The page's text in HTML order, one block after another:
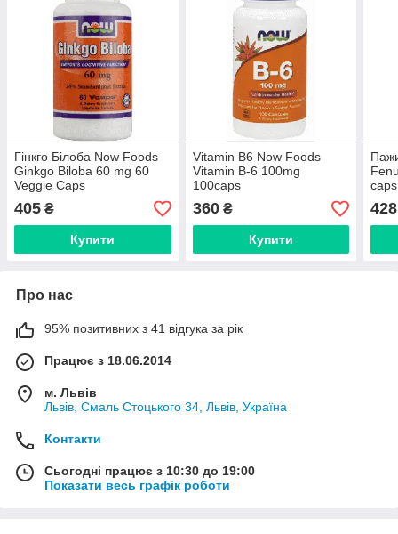
Гінкго Білоба Now Foods
Ginkgo Biloba 60 mg 60
Veggie Caps
405 ₴
Купити
Vitamin В6 Now Foods
Vitamin B-6 100mg
100caps
360₴
Купити
caps
428
Про нас
95% позитивних з 41 відгука за рік
Працює з 18.06.2014
м. Львів
Львів, Смаль Стоцького 34, Львів, Україна
Контакти
Сьогодні працює з 10:30 до 19:00
Показати весь графік роботи